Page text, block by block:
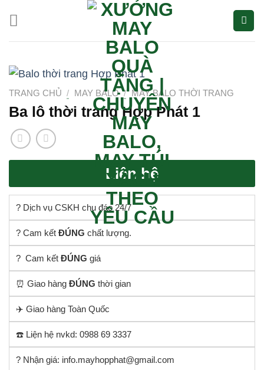
qua
nội
TRANG CHỦ / MAY BALO / MAY BALO THỜI TRANG
Ba lô thời trang Hợp Phát 1
Liên hệ
? Dịch vụ CSKH chu đáo 24/7
? Cam kết ĐÚNG chất lượng.
? Cam kết ĐÚNG giá
⏰ Giao hàng ĐÚNG thời gian
✈️ Giao hàng Toàn Quốc
☎️ Liện hệ nvkd: 0988 69 3337
? Nhận giá: info.mayhopphat@gmail.com